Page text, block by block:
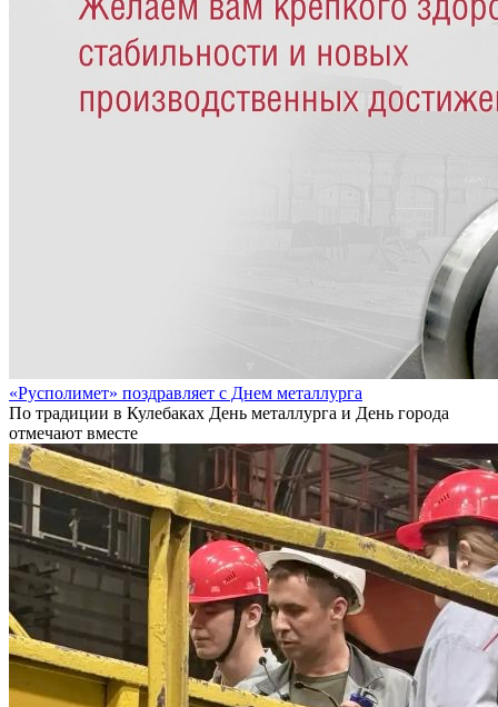
«Русполимет» поздравляет с Днем металлурга
По традиции в Кулебаках День металлурга и День города
отмечают вместе